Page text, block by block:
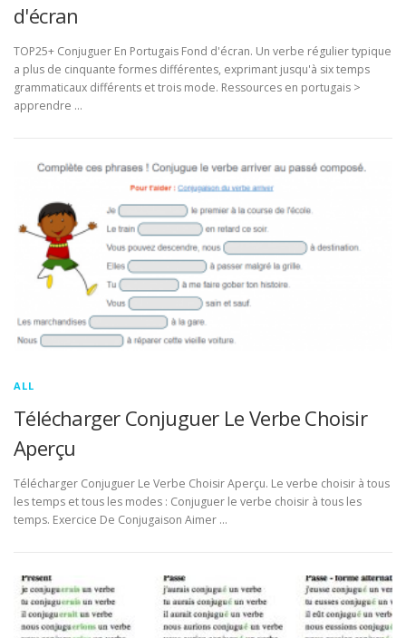
d'écran
TOP25+ Conjuguer En Portugais Fond d'écran. Un verbe régulier typique
a plus de cinquante formes différentes, exprimant jusqu'à six temps
grammaticaux différents et trois mode. Ressources en portugais >
apprendre …
ALL
Télécharger Conjuguer Le Verbe Choisir
Aperçu
Télécharger Conjuguer Le Verbe Choisir Aperçu. Le verbe choisir à tous
les temps et tous les modes : Conjuguer le verbe choisir à tous les
temps. Exercice De Conjugaison Aimer …